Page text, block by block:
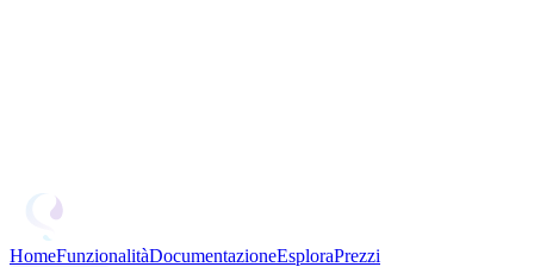
HomeFunzionalitàDocumentazioneEsploraPrezzi